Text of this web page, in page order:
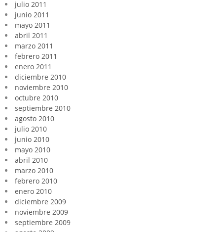
julio 2011
junio 2011
mayo 2011
abril 2011
marzo 2011
febrero 2011
enero 2011
diciembre 2010
noviembre 2010
octubre 2010
septiembre 2010
agosto 2010
julio 2010
junio 2010
mayo 2010
abril 2010
marzo 2010
febrero 2010
enero 2010
diciembre 2009
noviembre 2009
septiembre 2009